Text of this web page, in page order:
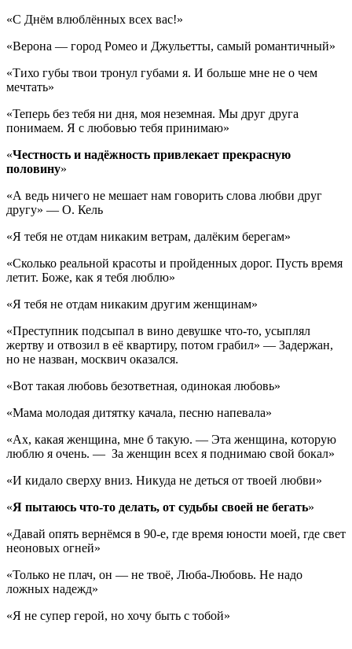
«С Днём влюблённых всех вас!»
«Верона — город Ромео и Джульетты, самый романтичный»
«Тихо губы твои тронул губами я. И больше мне не о чем
мечтать»
«Теперь без тебя ни дня, моя неземная. Мы друг друга
понимаем. Я с любовью тебя принимаю»
«Честность и надёжность привлекает прекрасную
половину»
«А ведь ничего не мешает нам говорить слова любви друг
другу» — О. Кель
«Я тебя не отдам никаким ветрам, далёким берегам»
«Сколько реальной красоты и пройденных дорог. Пусть время
летит. Боже, как я тебя люблю»
«Я тебя не отдам никаким другим женщинам»
«Преступник подсыпал в вино девушке что-то, усыплял
жертву и отвозил в её квартиру, потом грабил» — Задержан,
но не назван, москвич оказался.
«Вот такая любовь безответная, одинокая любовь»
«Мама молодая дитятку качала, песню напевала»
«Ах, какая женщина, мне б такую. — Эта женщина, которую
люблю я очень. — За женщин всех я поднимаю свой бокал»
«И кидало сверху вниз. Никуда не деться от твоей любви»
«Я пытаюсь что-то делать, от судьбы своей не бегать»
«Давай опять вернёмся в 90-е, где время юности моей, где свет
неоновых огней»
«Только не плач, он — не твоё, Люба-Любовь. Не надо
ложных надежд»
«Я не супер герой, но хочу быть с тобой»